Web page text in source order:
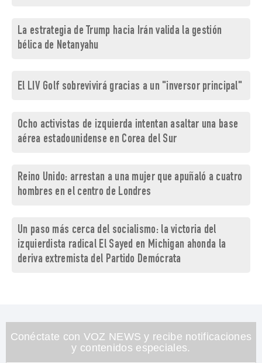
La estrategia de Trump hacia Irán valida la gestión
bélica de Netanyahu
El LIV Golf sobrevivirá gracias a un "inversor principal"
Ocho activistas de izquierda intentan asaltar una base
aérea estadounidense en Corea del Sur
Reino Unido: arrestan a una mujer que apuñaló a cuatro
hombres en el centro de Londres
Un paso más cerca del socialismo: la victoria del
izquierdista radical El Sayed en Michigan ahonda la
deriva extremista del Partido Demócrata
Conéctate con VOZ NEWS y recibe notificaciones
y contenidos especiales.